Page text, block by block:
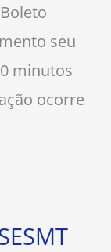
seu
minutos
ocorre